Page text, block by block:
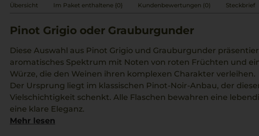
Übersicht Im Paket enthaltene {0} Kundenbewertungen (0) Steckbrief
Pinot Grigio oder Grauburgunder
Diese Auswahl aus Pinot Grigio und Grauburgunder
aromatisches Spektrum mit Noten von roten Früchten und
Würze, die den Weinen ihren komplexen Charakter verleihen.
Der Ursprung liegt im klassischen Pinot-Noir-Anbau, der
Vielschichtigkeit schenkt. Alle Flaschen bewahren eine
eine klare Eleganz.
Sie passen zu geselligen Abenden oder als Begleitung zu
Mehr lesen